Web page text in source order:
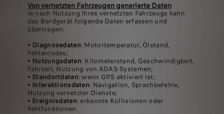
Von vernetzten Fahrzeugen generierte Daten
Je nach Nutzung Ihres vernetzten Fahrzeugs kann
das Bordgerät folgende Daten erfassen und
übertragen:
• Diagnosedaten: Motortemperatur, Ölstand,
Fehlercodes;
• Nutzungsdaten: Kilometerstand, Geschwindigkeit,
Fahrzeit, Nutzung von ADAS-Systemen;
• Standortdaten: wenn GPS aktiviert ist;
• Interaktionsdaten: Navigation, Sprachbefehle,
Nutzung vernetzter Dienste;
• Ereignisdaten: erkannte Kollisionen oder
Fehlfunktionen.